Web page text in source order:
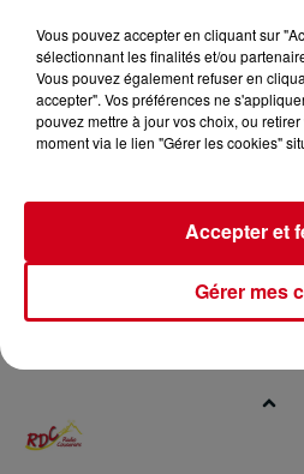
Vous pouvez accepter en cliquant sur
sélectionnant les finalités et/ou
Vous pouvez également refuser en
accepter". Vos préférences ne
pouvez mettre à jour vos choix, ou
moment via le lien "Gérer les cookies"
Gérer mes
Accepter et